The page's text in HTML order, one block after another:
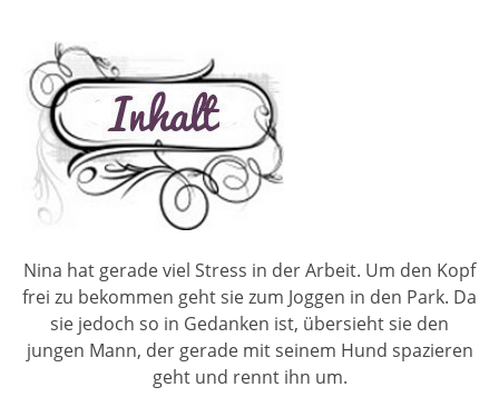
Nina hat gerade viel Stress in der Arbeit. Um den Kopf
frei zu bekommen geht sie zum Joggen in den Park. Da
sie jedoch so in Gedanken ist, übersieht sie den
jungen Mann, der gerade mit seinem Hund spazieren
geht und rennt ihn um.